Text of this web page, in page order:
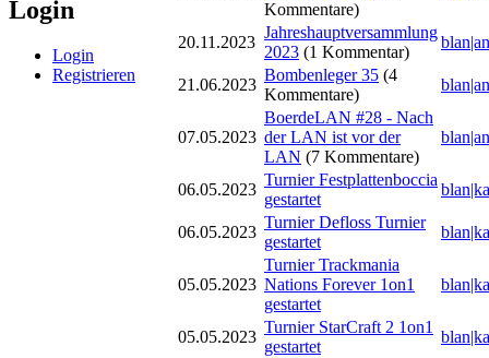
Login
Login
Registrieren
Kommentare)
20.11.2023
Jahreshauptversammlung
2023 (1 Kommentar)
21.06.2023
Bombenleger 35 (4
Kommentare)
07.05.2023
BoerdeLAN #28 - Nach
der LAN ist vor der
LAN (7 Kommentare)
06.05.2023
Turnier Festplattenboccia
gestartet
06.05.2023
Turnier Defloss Turnier
gestartet
05.05.2023
Turnier Trackmania
Nations Forever 1on1
gestartet
05.05.2023
Turnier StarCraft 2 1on1
gestartet